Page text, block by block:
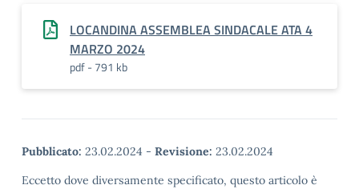
LOCANDINA ASSEMBLEA SINDACALE ATA 4
MARZO 2024
pdf - 791 kb
Pubblicato: 23.02.2024 - Revisione: 23.02.2024
Eccetto dove diversamente specificato, questo articolo è